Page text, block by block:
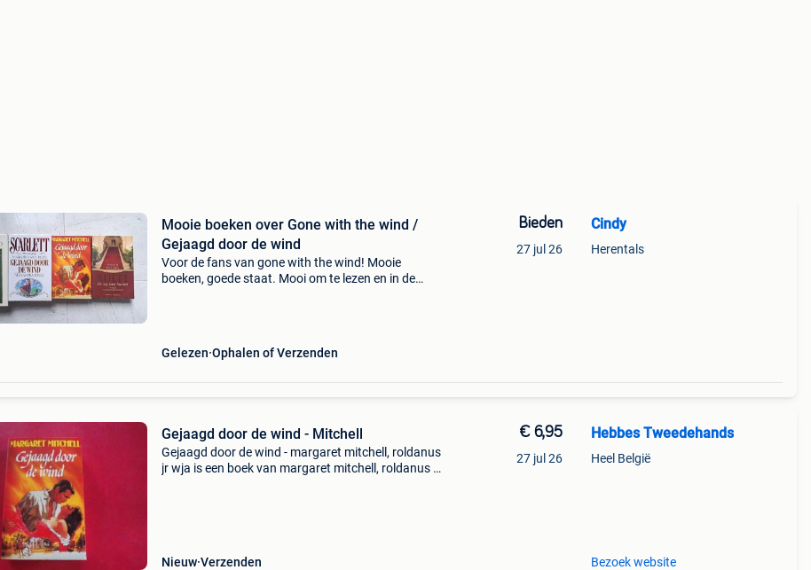
Mooie boeken over Gone with the wind /
Gejaagd door de wind
Voor de fans van gone with the wind! Mooie
boeken, goede staat. Mooi om te lezen en in de
Gelezen Ophalen of Verzenden
Bieden
27 jul 26
Cindy
Herentals
Gejaagd door de wind - Mitchell
Gejaagd door de wind - margaret mitchell, roldanus
jr wja is een boek van margaret mitchell, roldanus jr
Nieuw Verzenden
€ 6,95
27 jul 26
Hebbes Tweedehands
Heel België
Bezoek website